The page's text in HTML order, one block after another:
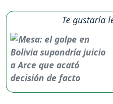
Te gustaría